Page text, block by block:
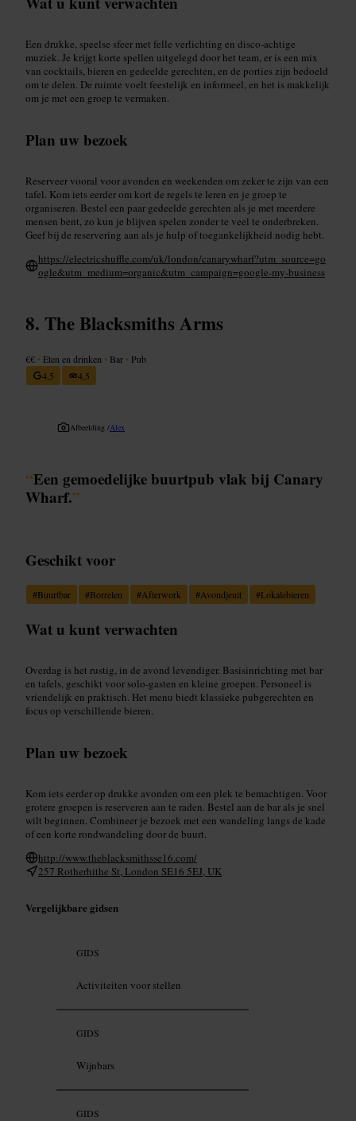
Een drukke, speelse sfeer met felle verlichting en disco‑achtige
muziek. Je krijgt korte spellen uitgelegd door het team, er is een mix
van cocktails, bieren en gedeelde gerechten, en de porties zijn bedoeld
om te delen. De ruimte voelt feestelijk en informeel, en het is makkelijk
om je met een groep te vermaken.
Plan uw bezoek
Reserveer vooral voor avonden en weekenden om zeker te zijn van een
tafel. Kom iets eerder om kort de regels te leren en je groep te
organiseren. Bestel een paar gedeelde gerechten als je met meerdere
mensen bent, zo kun je blijven spelen zonder te veel te onderbreken.
Geef bij de reservering aan als je hulp of toegankelijkheid nodig hebt.
https://electricshuffle.com/uk/london/canarywharf?utm_source=go
ogle&utm_medium=organic&utm_campaign=google-my-business
The Blacksmiths Arms
€€ • Eten en drinken • Bar • Pub
4,5
4,5
Afbeelding /Alex
“Een gemoedelijke buurtpub vlak bij Canary
Wharf.”
Geschikt voor
#Buurtbar #Borrelen #Afterwork #Avondjeuit #Lokalebieren
Wat u kunt verwachten
Overdag is het rustig, in de avond levendiger. Basisinrichting met bar
en tafels, geschikt voor solo-gasten en kleine groepen. Personeel is
vriendelijk en praktisch. Het menu biedt klassieke pubgerechten en
focus op verschillende bieren.
Plan uw bezoek
Kom iets eerder op drukke avonden om een plek te bemachtigen. Voor
grotere groepen is reserveren aan te raden. Bestel aan de bar als je snel
wilt beginnen. Combineer je bezoek met een wandeling langs de kade
of een korte rondwandeling door de buurt.
http://www.theblacksmithsse16.com/
257 Rotherhithe St, London SE16 5EJ, UK
Vergelijkbare gidsen
GIDS
Activiteiten voor stellen
GIDS
Wijnbars
GIDS